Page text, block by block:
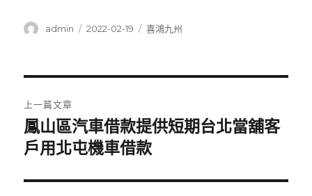
作
admin
發
2022-02-19
分
喜鴻九州
章
導
覽
上一篇文章
上
一
文
鳳山區汽車借款提供短期台北當舖客
戶用北屯機車借款